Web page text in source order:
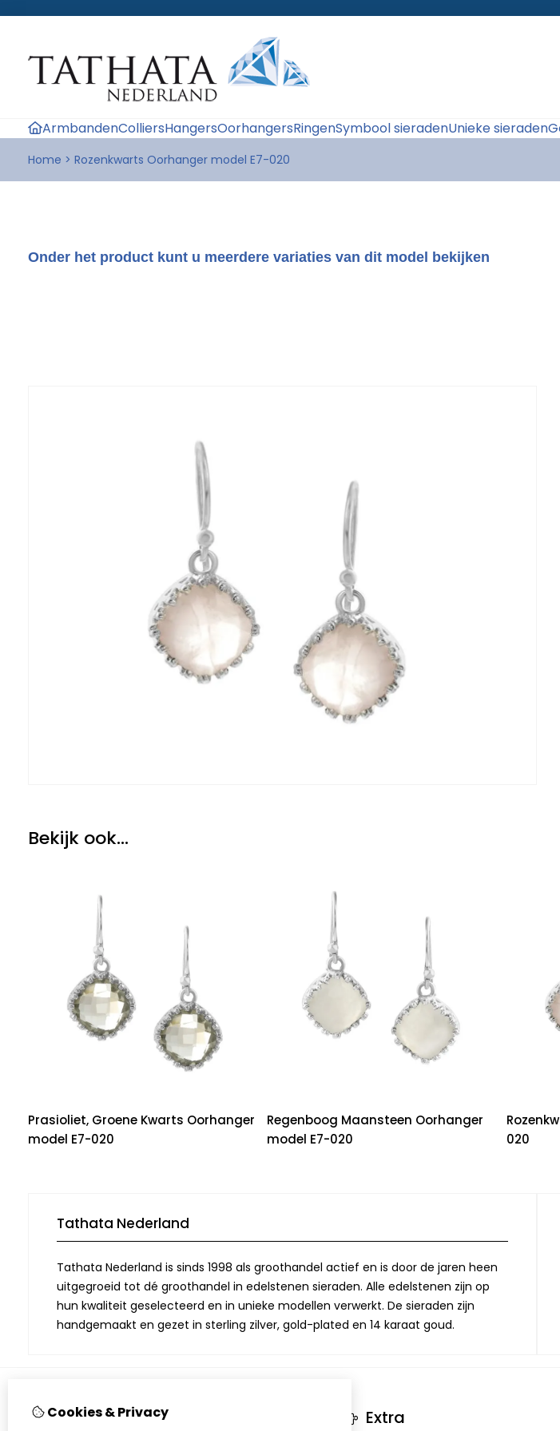
ArmbandenColliersHangersOorhangersRingenSymbool sieradenUnieke sieraden
Home > Rozenkwarts Oorhanger model E7-020
Onder het product kunt u meerdere variaties van dit model bekijken
Bekijk ook...
Prasioliet, Groene Kwarts Oorhanger
model E7-020
Regenboog Maansteen Oorhanger
model E7-020
020
Tathata Nederland
Tathata Nederland is sinds 1998 als groothandel actief en is door de jaren heen
uitgegroeid tot dé groothandel in edelstenen sieraden. Alle edelstenen zijn op
hun kwaliteit geselecteerd en in unieke modellen verwerkt. De sieraden zijn
handgemaakt en gezet in sterling zilver, gold-plated en 14 karaat goud.
Informatie Extra
Cookies & Privacy